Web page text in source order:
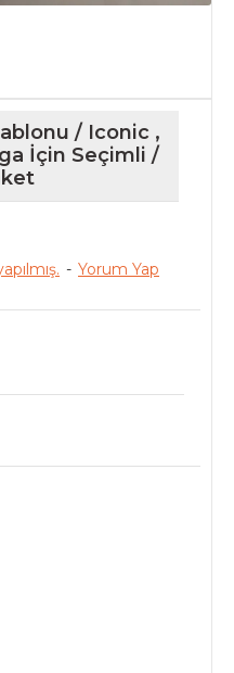
/ Iconic ,
İçin Seçimli /
- Yorum Yap